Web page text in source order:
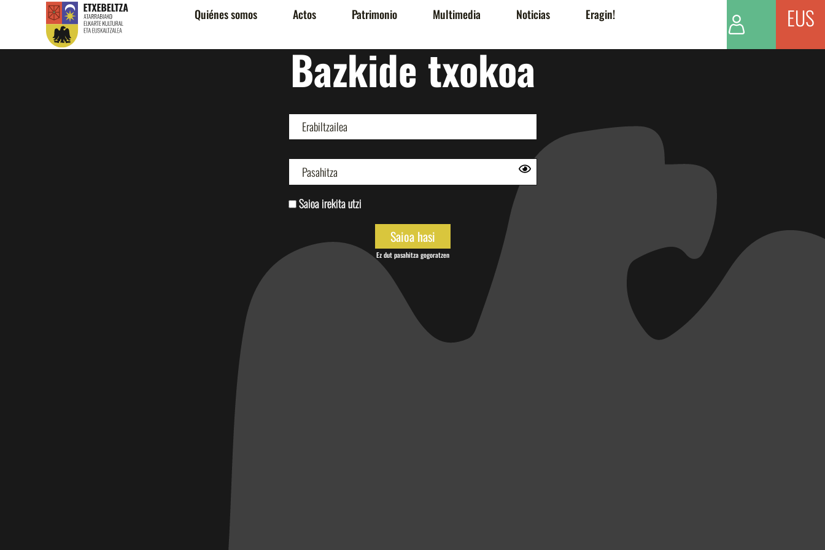
Quiénes somos Actos Patrimonio Multimedia Noticias Eragin! EUS
Bazkide txokoa
Saioa irekita utzi
Ez dut pasahitza gogoratzen